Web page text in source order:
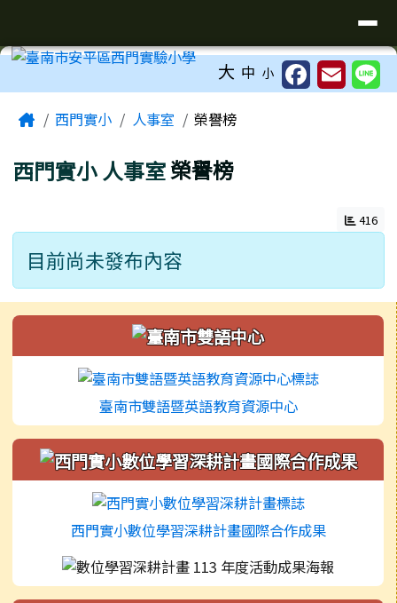
工具列 大 中 小
Home西門實小 人事室 榮譽榜
西門實小 人事室榮譽榜
416
目前尚未發布內容
左邊區域內容
臺南市雙語暨英語教育資源中心
西門實小數位學習深耕計畫國際合作成果